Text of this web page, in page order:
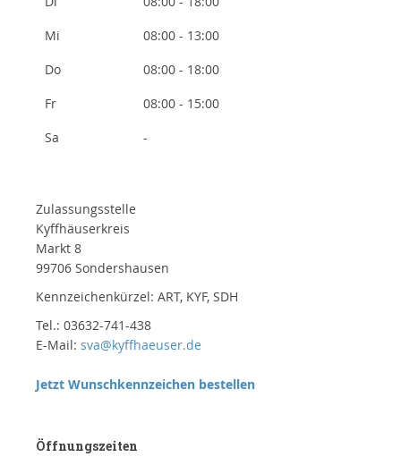
Mi
08:00 - 13:00
Do
08:00 - 18:00
Fr
08:00 - 15:00
Sa
-
Zulassungsstelle
Kyffhäuserkreis
Markt 8
99706 Sondershausen
Kennzeichenkürzel: ART, KYF, SDH
Tel.: 03632-741-438
E-Mail: sva@kyffhaeuser.de
Jetzt Wunschkennzeichen bestellen
Öffnungszeiten